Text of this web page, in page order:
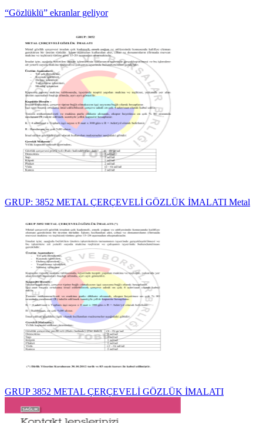
“Gözlüklü” ekranlar geliyor
GRUP: 3852 METAL ÇERÇEVELİ GÖZLÜK İMALATI Metal
GRUP 3852 METAL ÇERÇEVELİ GÖZLÜK İMALATI